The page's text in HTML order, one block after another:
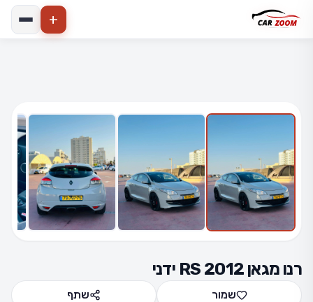
רנו מגאן RS 2012 ידני
שמור שתף
+